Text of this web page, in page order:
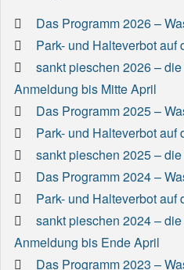
Das Programm 2026 –
Park- und Halteverbot
sankt pieschen 2026 –
Anmeldung bis Mitte April
Das Programm 2025 –
Park- und Halteverbot
sankt pieschen 2025 –
Das Programm 2024 –
Park- und Halteverbot
sankt pieschen 2024 –
Anmeldung bis Ende April
Das Programm 2023 –